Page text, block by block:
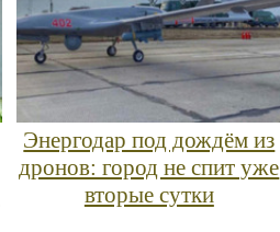
Энергодар под дождём из
дронов: город не спит уже
вторые сутки